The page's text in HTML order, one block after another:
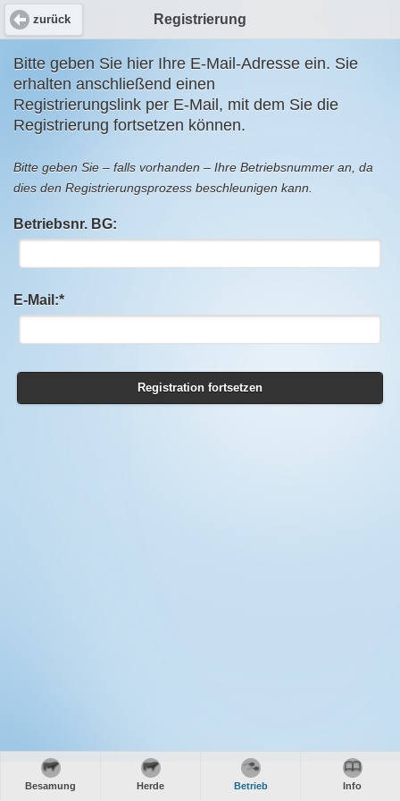
zurück Registrierung
Bitte geben Sie hier Ihre E-Mail-Adresse ein. Sie
erhalten anschließend einen
Registrierungslink per E-Mail, mit dem Sie die
Registrierung fortsetzen können.
Bitte geben Sie – falls vorhanden – Ihre Betriebsnummer an, da
dies den Registrierungsprozess beschleunigen kann.
Betriebsnr. BG:
E-Mail:*
Registration fortsetzen
Besamung Herde Betrieb Info